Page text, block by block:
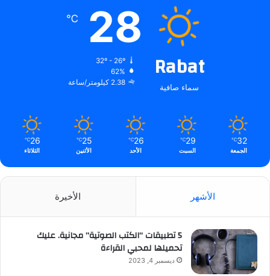
Rabat
سماء صافية
28
℃
32º - 26º
62%
2.38 كيلومتر/ساعة
32
℃
الجمعة
29
℃
السبت
26
℃
الأحد
25
℃
الأثنين
26
℃
الثلاثاء
الأشهر الأخيرة
5 تطبيقات “الكتب الصوتية” مجانية. عليك
تحميلها لمحبي القراءة
ديسمبر 4, 2023